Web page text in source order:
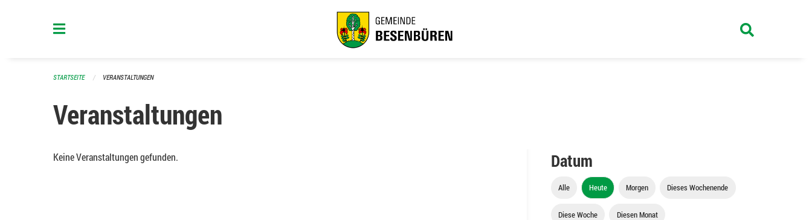
STARTSEITE VERANSTALTUNGEN
Veranstaltungen
Keine Veranstaltungen gefunden. Datum
Alle Heute Morgen Dieses Wochenende
Diese Woche Diesen Monat